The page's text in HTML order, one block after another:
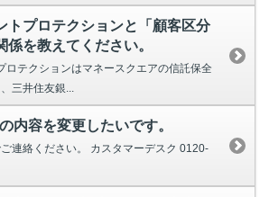
トプロテクションと「顧客区分
を教えてください。
ロテクションはマネースクエアの信託保全
三井住友銀...
内容を変更したいです。
連絡ください。 カスタマーデスク 0120-